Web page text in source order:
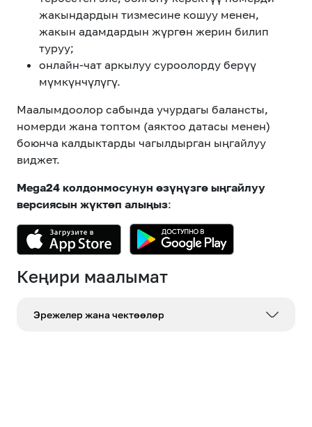
Офис картасы
MegaTV MegaPay MegaKassa
жакындардын тизмесине кошуу менен,
жакын адамдардын жүргөн жерин билип
туруу;
онлайн-чат аркылуу суроолорду берүү
мүмкүнчүлүгү.
Маалымдоолор сабында учурдагы балансты,
номерди жана топтом (аяктоо датасы менен)
боюнча калдыктарды чагылдырган ыңгайлуу
виджет.
Mega24 колдонмосунун өзүңүзгө ыңгайлуу
версиясын жүктөп алыңыз:
Кеңири маалымат
Эрежелер жана чектөөлөр